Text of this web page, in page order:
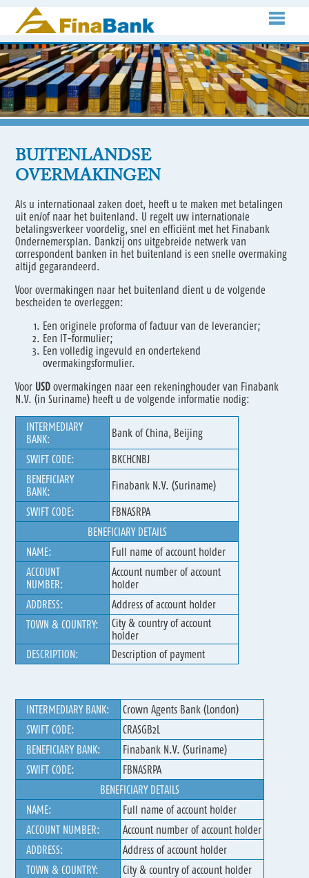
BUITENLANDSE
OVERMAKINGEN
Als u internationaal zaken doet, heeft u te maken met betalingen
uit en/of naar het buitenland. U regelt uw internationale
betalingsverkeer voordelig, snel en efficiënt met het Finabank
Ondernemersplan. Dankzij ons uitgebreide netwerk van
correspondent banken in het buitenland is een snelle overmaking
altijd gegarandeerd.
Voor overmakingen naar het buitenland dient u de volgende
bescheiden te overleggen:
Een originele proforma of factuur van de leverancier;
Een IT-formulier;
Een volledig ingevuld en ondertekend
overmakingsformulier.
Voor USD overmakingen naar een rekeninghouder van Finabank
N.V. (in Suriname) heeft u de volgende informatie nodig:
INTERMEDIARY
BANK:
Bank of China, Beijing
SWIFT CODE:
BKCHCNBJ
BENEFICIARY
BANK:
Finabank N.V. (Suriname)
SWIFT CODE:
FBNASRPA
BENEFICIARY DETAILS
NAME:
Full name of account holder
ACCOUNT
NUMBER:
Account number of account
holder
ADDRESS:
Address of account holder
TOWN & COUNTRY:
City & country of account
holder
DESCRIPTION:
Description of payment
INTERMEDIARY BANK:
Crown Agents Bank (London)
SWIFT CODE:
CRASGB2L
BENEFICIARY BANK:
Finabank N.V. (Suriname)
SWIFT CODE:
FBNASRPA
BENEFICIARY DETAILS
NAME:
Full name of account holder
ACCOUNT NUMBER:
Account number of account holder
ADDRESS:
Address of account holder
TOWN & COUNTRY:
City & country of account holder